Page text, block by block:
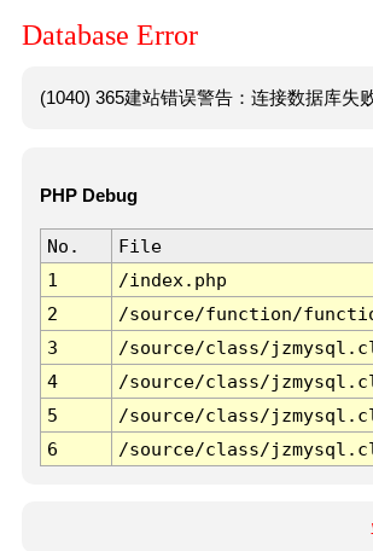
Database Error
(1040) 365建站错误警告：连接数据库失
PHP Debug
No. File
1
/index.php
2
/source/function/
3
/source/class/
4
/source/class/
5
/source/class/
6
/source/class/